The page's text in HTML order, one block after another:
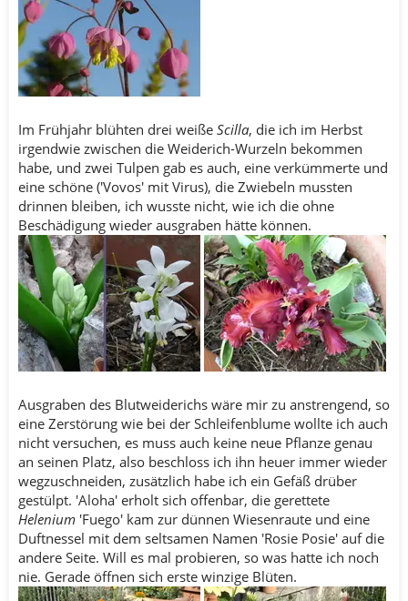
Im Frühjahr blühten drei weiße Scilla, die ich im Herbst
irgendwie zwischen die Weiderich-Wurzeln bekommen
habe, und zwei Tulpen gab es auch, eine verkümmerte und
eine schöne ('Vovos' mit Virus), die Zwiebeln mussten
drinnen bleiben, ich wusste nicht, wie ich die ohne
Beschädigung wieder ausgraben hätte können.
Ausgraben des Blutweiderichs wäre mir zu anstrengend, so
eine Zerstörung wie bei der Schleifenblume wollte ich auch
nicht versuchen, es muss auch keine neue Pflanze genau
an seinen Platz, also beschloss ich ihn heuer immer wieder
wegzuschneiden, zusätzlich habe ich ein Gefäß drüber
gestülpt. 'Aloha' erholt sich offenbar, die gerettete
Helenium 'Fuego' kam zur dünnen Wiesenraute und eine
Duftnessel mit dem seltsamen Namen 'Rosie Posie' auf die
andere Seite. Will es mal probieren, so was hatte ich noch
nie. Gerade öffnen sich erste winzige Blüten.